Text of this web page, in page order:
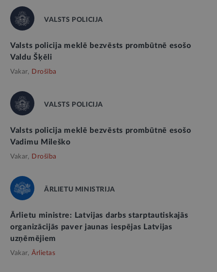
VALSTS POLICIJA
Valsts policija meklē bezvēsts prombūtnē esošo
Valdu Šķēli
Vakar, Drošība
VALSTS POLICIJA
Valsts policija meklē bezvēsts prombūtnē esošo
Vadimu Mileško
Vakar, Drošība
ĀRLIETU MINISTRIJA
Ārlietu ministre: Latvijas darbs starptautiskajās
organizācijās paver jaunas iespējas Latvijas
uzņēmējiem
Vakar, Ārlietas